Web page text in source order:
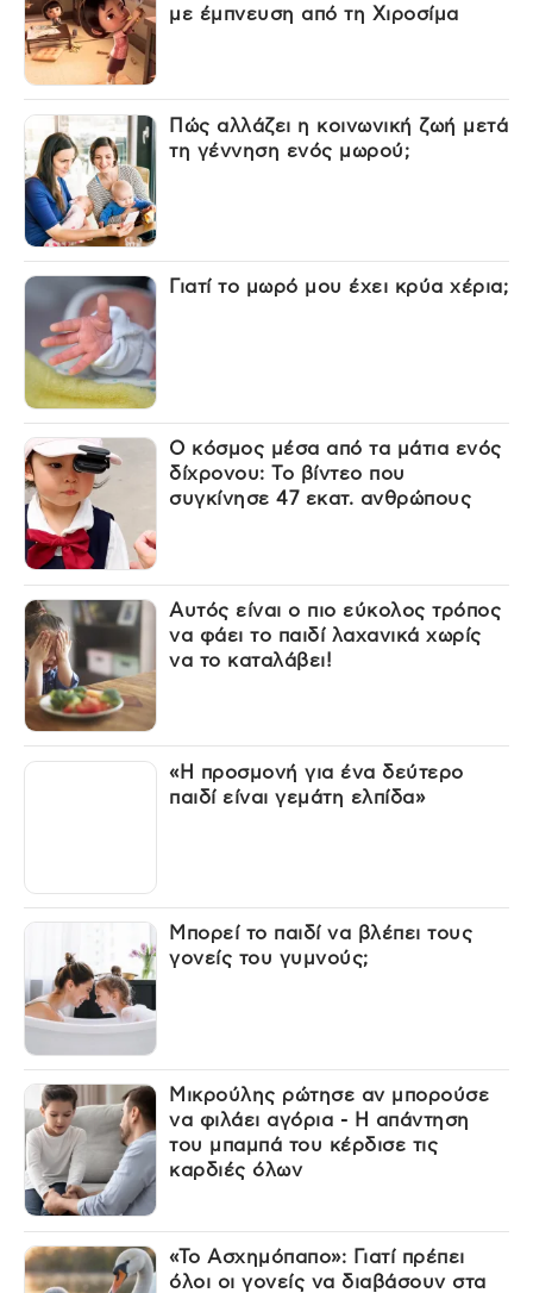
με έμπνευση από τη Χιροσίμα
Πώς αλλάζει η κοινωνική ζωή μετά
τη γέννηση ενός μωρού;
Γιατί το μωρό μου έχει κρύα χέρια;
Ο κόσμος μέσα από τα μάτια ενός
δίχρονου: Το βίντεο που
συγκίνησε 47 εκατ. ανθρώπους
Αυτός είναι ο πιο εύκολος τρόπος
να φάει το παιδί λαχανικά χωρίς
να το καταλάβει!
«Η προσμονή για ένα δεύτερο
παιδί είναι γεμάτη ελπίδα»
Μπορεί το παιδί να βλέπει τους
γονείς του γυμνούς;
Μικρούλης ρώτησε αν μπορούσε
να φιλάει αγόρια - Η απάντηση
του μπαμπά του κέρδισε τις
καρδιές όλων
«Το Ασχημόπαπο»: Γιατί πρέπει
όλοι οι γονείς να διαβάσουν στα